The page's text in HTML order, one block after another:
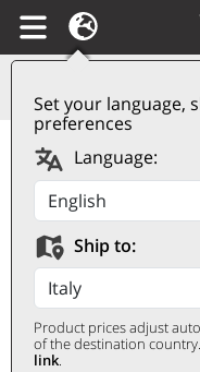
Set your language,
preferences
Language:
Ship to:
Product prices adjust
of the destination
link.
Brut
GAMET
0,75 ℓ